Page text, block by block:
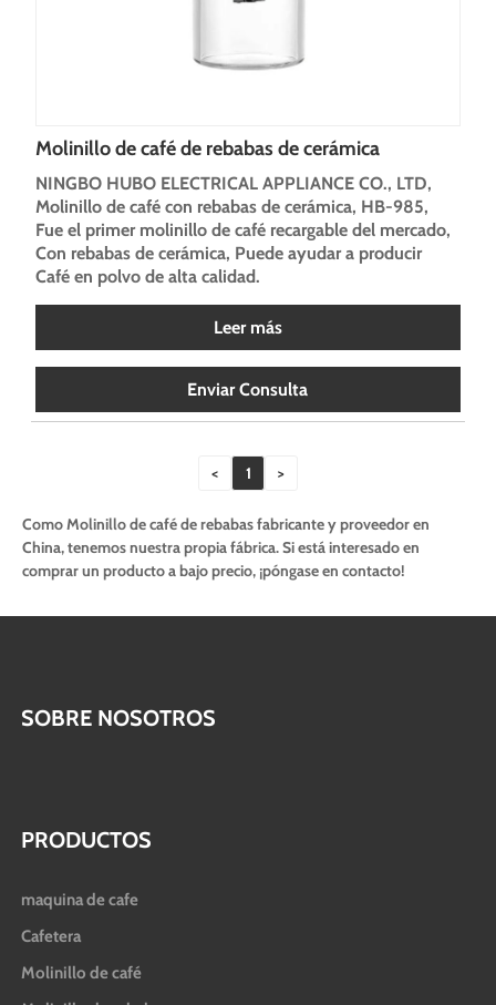
Molinillo de café de rebabas de cerámica
NINGBO HUBO ELECTRICAL APPLIANCE CO., LTD,
Molinillo de café con rebabas de cerámica, HB-985,
Fue el primer molinillo de café recargable del mercado,
Con rebabas de cerámica, Puede ayudar a producir
Café en polvo de alta calidad.
Leer más
Enviar Consulta
< 1 >
Como Molinillo de café de rebabas fabricante y proveedor en
China, tenemos nuestra propia fábrica. Si está interesado en
comprar un producto a bajo precio, ¡póngase en contacto!
SOBRE NOSOTROS
PRODUCTOS
maquina de cafe
Cafetera
Molinillo de café